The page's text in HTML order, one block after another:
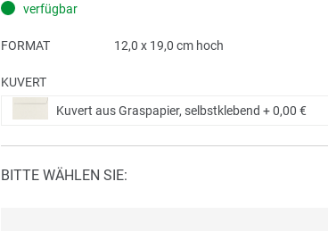
verfügbar
FORMAT 12,0 x 19,0 cm hoch
KUVERT
Kuvert aus Graspapier, selbstklebend +0,00 €
BITTE WÄHLEN SIE: